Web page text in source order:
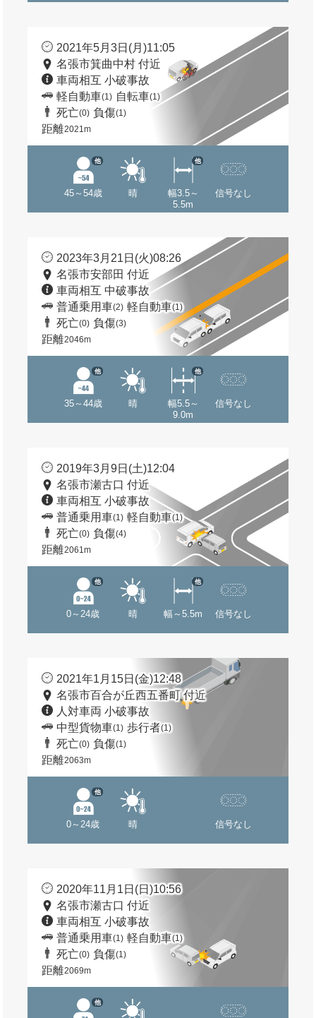
2021年5月3日(月)11:05
名張市箕曲中村 付近
車両相互 小破事故
軽自動車(1) 自転車(1)
死亡(0) 負傷(1)
距離2021m
45～54歳
他
晴
幅3.5～
5.5m
他
信号なし
2023年3月21日(火)08:26
名張市安部田 付近
車両相互 中破事故
普通乗用車(2) 軽自動車(1)
死亡(0) 負傷(3)
距離2046m
35～44歳
他
晴
幅5.5～
9.0m
他
信号なし
2019年3月9日(土)12:04
名張市瀬古口 付近
車両相互 小破事故
普通乗用車(1) 軽自動車(1)
死亡(0) 負傷(4)
距離2061m
0～24歳
他
晴 幅～5.5m
他
信号なし
2021年1月15日(金)12:48
名張市百合が丘西五番町 付近
人対車両 小破事故
中型貨物車(1) 歩行者(1)
死亡(0) 負傷(1)
距離2063m
0～24歳
他
晴 信号なし
2020年11月1日(日)10:56
名張市瀬古口 付近
車両相互 小破事故
普通乗用車(1) 軽自動車(1)
死亡(0) 負傷(1)
距離2069m
他